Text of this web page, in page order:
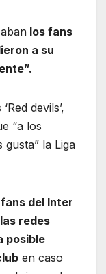
los fans
a su
devils’,
“a los
la Liga
del Inter
redes
posible
en caso